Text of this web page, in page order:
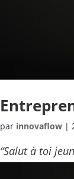
par innovaflow |
“Salut à toi